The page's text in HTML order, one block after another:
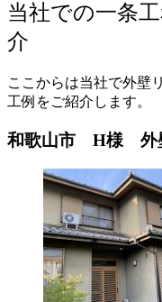
当社での一条
介
ここからは当社で外壁
工例をご紹介します。
和歌山市 H様 外